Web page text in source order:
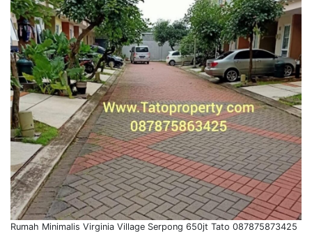
Rumah Minimalis Virginia Village Serpong 650jt Tato 087875873425